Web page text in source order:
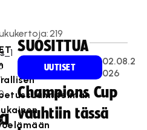
219
SUOSITTUA
UUTISET
02.08.2
026
Champions Cup
vauhtiin tässä